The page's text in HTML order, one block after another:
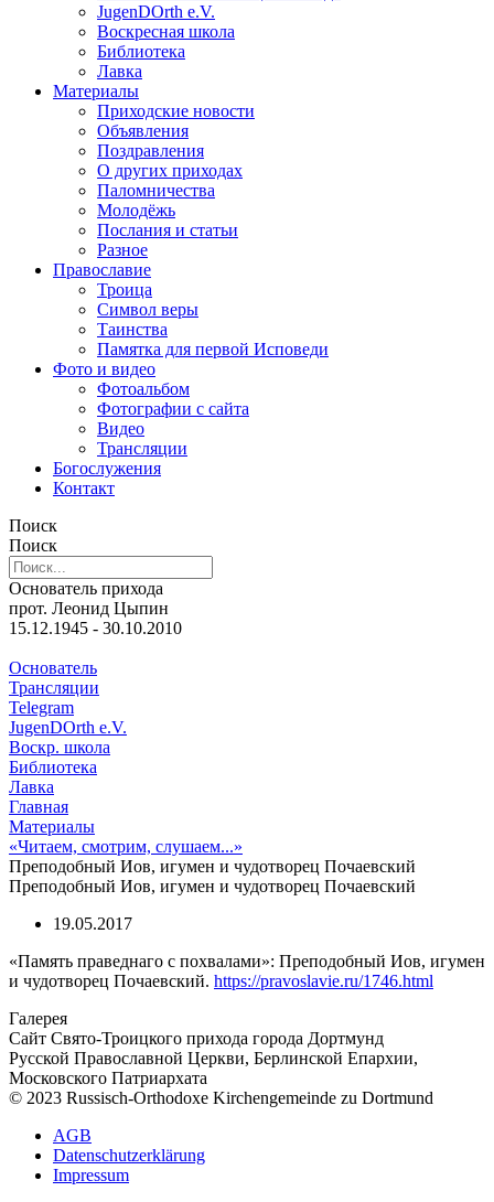
JugenDOrth e.V.
Воскресная школа
Библиотека
Лавка
Материалы
Приходские новости
Объявления
Поздравления
О других приходах
Паломничества
Молодёжь
Послания и статьи
Разное
Православие
Троица
Символ веры
Таинства
Памятка для первой Исповеди
Фото и видео
Фотоальбом
Фотографии с сайта
Видео
Трансляции
Богослужения
Контакт
Поиск
Поиск
Основатель прихода
прот. Леонид Цыпин
15.12.1945 - 30.10.2010
Основатель
Трансляции
Telegram
JugenDOrth e.V.
Воскр. школа
Библиотека
Лавка
Главная
Материалы
«Читаем, смотрим, слушаем...»
Преподобный Иов, игумен и чудотворец Почаевский
Преподобный Иов, игумен и чудотворец Почаевский
19.05.2017
«Память праведнаго с похвалами»: Преподобный Иов, игумен
и чудотворец Почаевский. https://pravoslavie.ru/1746.html
Галерея
Сайт Свято-Троицкого прихода города Дортмунд
Русской Православной Церкви, Берлинской Епархии,
Московского Патриархата
© 2023 Russisch-Orthodoxe Kirchengemeinde zu Dortmund
АGB
Datenschutzerklärung
Impressum